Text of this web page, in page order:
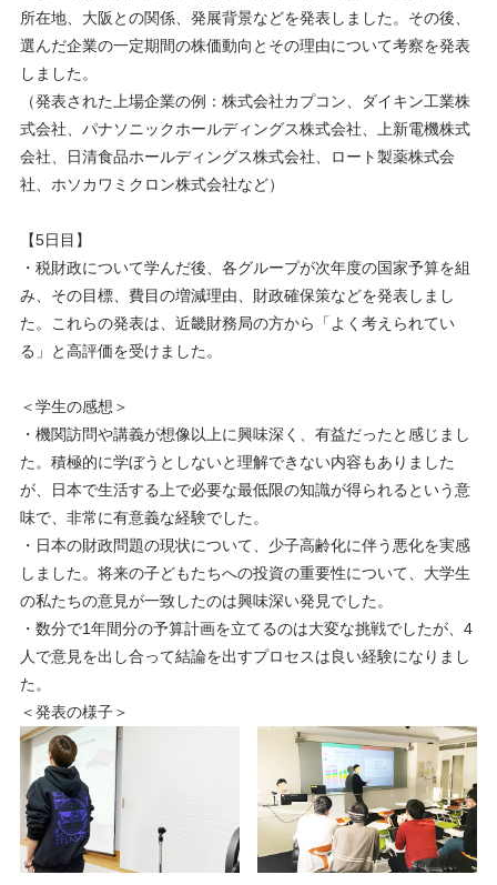
所在地、大阪との関係、発展背景などを発表しました。その後、
選んだ企業の一定期間の株価動向とその理由について考察を発表
しました。
（発表された上場企業の例：株式会社カプコン、ダイキン工業株
式会社、パナソニックホールディングス株式会社、上新電機株式
会社、日清食品ホールディングス株式会社、ロート製薬株式会
社、ホソカワミクロン株式会社など）
【5日目】
・税財政について学んだ後、各グループが次年度の国家予算を組
み、その目標、費目の増減理由、財政確保策などを発表しまし
た。これらの発表は、近畿財務局の方から「よく考えられてい
る」と高評価を受けました。
＜学生の感想＞
・機関訪問や講義が想像以上に興味深く、有益だったと感じまし
た。積極的に学ぼうとしないと理解できない内容もありました
が、日本で生活する上で必要な最低限の知識が得られるという意
味で、非常に有意義な経験でした。
・日本の財政問題の現状について、少子高齢化に伴う悪化を実感
しました。将来の子どもたちへの投資の重要性について、大学生
の私たちの意見が一致したのは興味深い発見でした。
・数分で1年間分の予算計画を立てるのは大変な挑戦でしたが、4
人で意見を出し合って結論を出すプロセスは良い経験になりまし
た。
＜発表の様子＞